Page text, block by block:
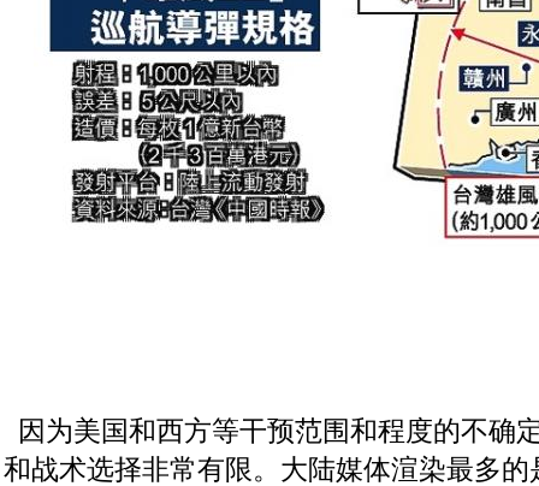
因为美国和西方等干预范围和程度的不确
和战术选择非常有限。大陆媒体渲染最多